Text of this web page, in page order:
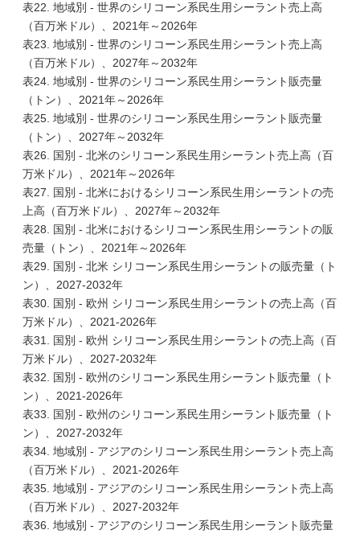
表22. 地域別 - 世界のシリコーン系民生用シーラント売上高
（百万米ドル）、2021年～2026年
表23. 地域別 - 世界のシリコーン系民生用シーラント売上高
（百万米ドル）、2027年～2032年
表24. 地域別 - 世界のシリコーン系民生用シーラント販売量
（トン）、2021年～2026年
表25. 地域別 - 世界のシリコーン系民生用シーラント販売量
（トン）、2027年～2032年
表26. 国別 - 北米のシリコーン系民生用シーラント売上高（百
万米ドル）、2021年～2026年
表27. 国別 - 北米におけるシリコーン系民生用シーラントの売
上高（百万米ドル）、2027年～2032年
表28. 国別 - 北米におけるシリコーン系民生用シーラントの販
売量（トン）、2021年～2026年
表29. 国別 - 北米 シリコーン系民生用シーラントの販売量（ト
ン）、2027-2032年
表30. 国別 - 欧州 シリコーン系民生用シーラントの売上高（百
万米ドル）、2021-2026年
表31. 国別 - 欧州 シリコーン系民生用シーラントの売上高（百
万米ドル）、2027-2032年
表32. 国別 - 欧州のシリコーン系民生用シーラント販売量（ト
ン）、2021-2026年
表33. 国別 - 欧州のシリコーン系民生用シーラント販売量（ト
ン）、2027-2032年
表34. 地域別 - アジアのシリコーン系民生用シーラント売上高
（百万米ドル）、2021-2026年
表35. 地域別 - アジアのシリコーン系民生用シーラント売上高
（百万米ドル）、2027-2032年
表36. 地域別 - アジアのシリコーン系民生用シーラント販売量